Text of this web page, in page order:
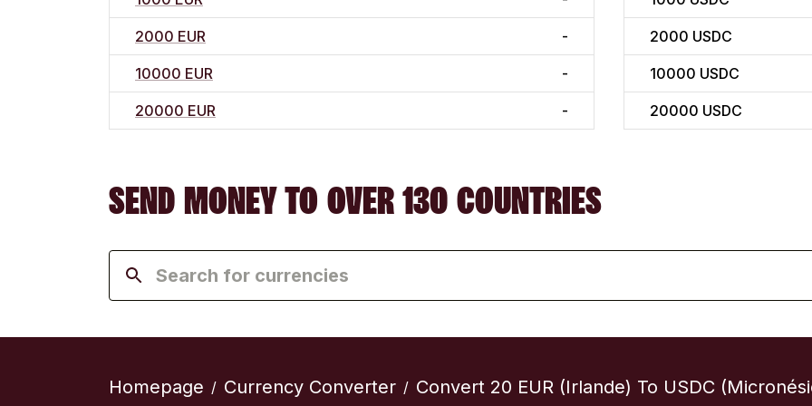
2000 EUR -
10000 EUR -
20000 EUR -
2000 USDC
10000 USDC
20000 USDC
SEND MONEY TO OVER 130 COUNTRIES
Homepage / Currency Converter / Convert 20 EUR (Irlande) To USDC